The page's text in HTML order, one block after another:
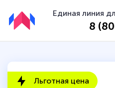
Единая линия
8
Льготная цена